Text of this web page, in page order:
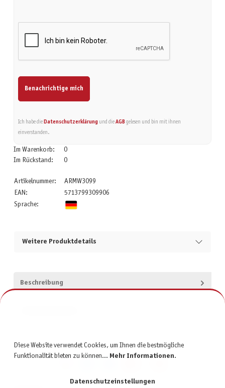
Benachrichtige mich
Ich habe die Datenschutzerklärungund die AGBgelesen und bin mit ihnen
einverstanden.
Im Warenkorb:
0
Im Rückstand:
0
Artikelnummer:
ARMW3099
EAN:
5713799309906
Sprache:
Weitere Produktdetails
Beschreibung
Diese Website verwendet Cookies, um Ihnen die bestmögliche
Funktionalität bieten zu können... Mehr Informationen.
Datenschutzeinstellungen